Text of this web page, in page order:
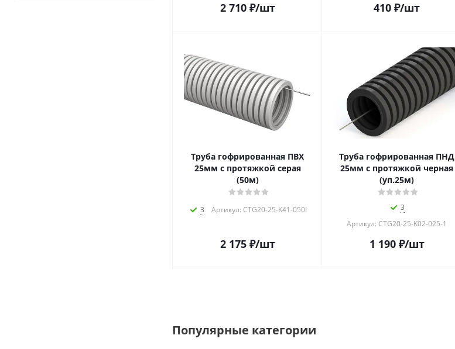
2 710₽/шт 410 ₽/шт
Труба гофрированная ПВХ
25мм с протяжкой серая
(50м)
3 Артикул: CTG20-25-K41-050I
2 175₽/шт
Труба гофрированная ПНД
25мм с протяжкой черная
(уп.25м)
3
Артикул: CTG20-25-K02-025-1
1 190₽/шт
Популярные категории